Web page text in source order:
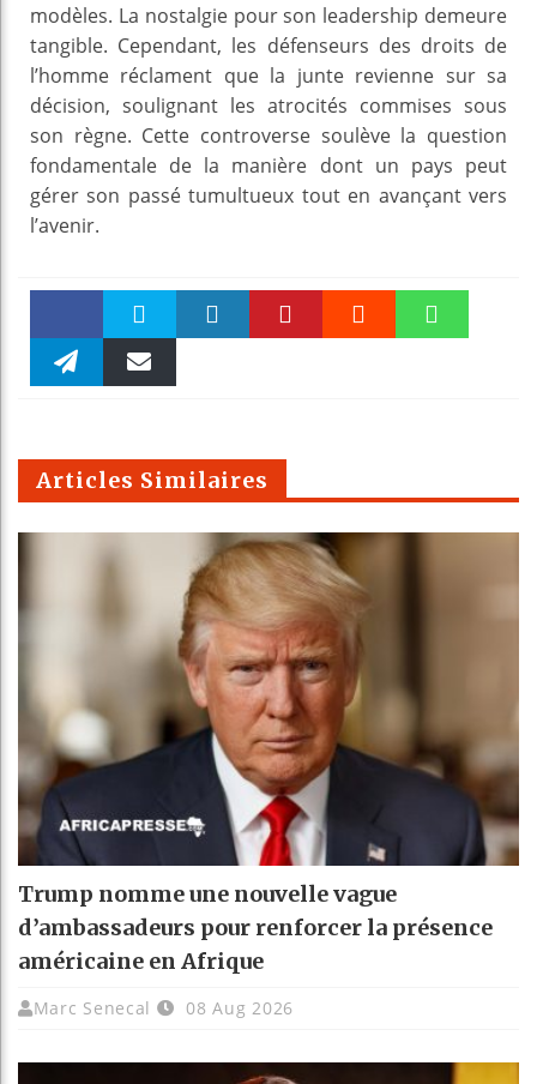
modèles. La nostalgie pour son leadership demeure
tangible. Cependant, les défenseurs des droits de
l’homme réclament que la junte revienne sur sa
décision, soulignant les atrocités commises sous
son règne. Cette controverse soulève la question
fondamentale de la manière dont un pays peut
gérer son passé tumultueux tout en avançant vers
l’avenir.
Faceboo Twitter
m
Articles Similaires
Trump nomme une nouvelle vague
d’ambassadeurs pour renforcer la présence
américaine en Afrique
Marc Senecal 08 Aug 2026